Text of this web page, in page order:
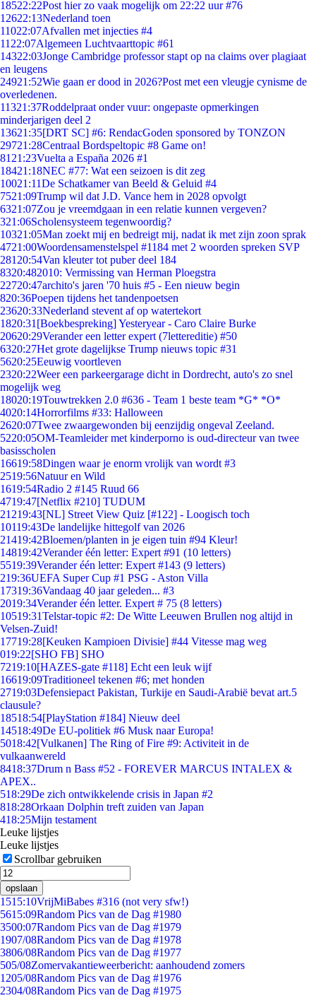
18522:22Post hier zo vaak mogelijk om 22:22 uur #76
12622:13Nederland toen
11022:07Afvallen met injecties #4
11 22:07Algemeen Luchtvaarttopic #61
14322:03Jonge Cambridge professor stapt op na claims over plagiaat
en leugens
24921:52Wie gaan er dood in 2026?Post met een vleugje cynisme de
overledenen.
11321:37Roddelpraat onder vuur: ongepaste opmerkingen
minderjarigen deel 2
13621:35[DRT SC] #6: RendacGoden sponsored by TONZON
29721:28Centraal Bordspeltopic #8 Game on!
81 21:23Vuelta a España 2026 #1
18421:18NEC #77: Wat een seizoen is dit zeg
10021:11De Schatkamer van Beeld & Geluid #4
7521:09Trump wil dat J.D. Vance hem in 2028 opvolgt
6321:07Zou je vreemdgaan in een relatie kunnen vergeven?
321:06Scholensysteem tegenwoordig?
10321:05Man zoekt mij en bedreigt mij, nadat ik met zijn zoon sprak
4721:00Woordensamenstelspel #1184 met 2 woorden spreken SVP
281 20:54Van kleuter tot puber deel 184
8320:482010: Vermissing van Herman Ploegstra
22720:47archito's jaren '70 huis #5 - Een nieuw begin
820:36Poepen tijdens het tandenpoetsen
23620:33Nederland stevent af op watertekort
1820:31 [Boekbespreking] Yesteryear - Caro Claire Burke
20620:29Verander een letter expert (7lettereditie) #50
6320:27Het grote dagelijkse Trump nieuws topic #31
5620:25Eeuwig voortleven
2320:22Weer een parkeergarage dicht in Dordrecht, auto's zo snel
mogelijk weg
18020:19Touwtrekken 2.0 #636 - Team 1 beste team *G* *O*
4020:14Horrorfilms #33: Halloween
2620:07Twee zwaargewonden bij eenzijdig ongeval Zeeland.
5220:05OM-Teamleider met kinderporno is oud-directeur van twee
basisscholen
16619:58Dingen waar je enorm vrolijk van wordt #3
2519:56Natuur en Wild
1619:54Radio 2 #145 Ruud 66
4719:47[Netflix #210] TUDUM
21219:43[NL] Street View Quiz [#122] - Loogisch toch
10119:43De landelijke hittegolf van 2026
21419:42Bloemen/planten in je eigen tuin #94 Kleur!
14819:42Verander één letter: Expert #91 (10 letters)
5519:39Verander één letter: Expert #143 (9 letters)
219:36UEFA Super Cup #1 PSG - Aston Villa
17319:36Vandaag 40 jaar geleden... #3
2019:34Verander één letter. Expert # 75 (8 letters)
10519:31Telstar-topic #2: De Witte Leeuwen Brullen nog altijd in
Velsen-Zuid!
17719:28[Keuken Kampioen Divisie] #44 Vitesse mag weg
019:22[SHO FB] SHO
7219:10[HAZES-gate #118] Echt een leuk wijf
16619:09Traditioneel tekenen #6; met honden
2719:03Defensiepact Pakistan, Turkije en Saudi-Arabië bevat art.5
clausule?
18518:54[PlayStation #184] Nieuw deel
14518:49De EU-politiek #6 Musk naar Europa!
5018:42[Vulkanen] The Ring of Fire #9: Activiteit in de
vulkaanwereld
8418:37Drum n Bass #52 - FOREVER MARCUS INTALEX &
APEX..
518:29De zich ontwikkelende crisis in Japan #2
818:28Orkaan Dolphin treft zuiden van Japan
418:25Mijn testament
Leuke lijstjes
Leuke lijstjes
Scrollbar gebruiken
opslaan
1515:10VrijMiBabes #316 (not very sfw!)
5615:09Random Pics van de Dag #1980
3500:07Random Pics van de Dag #1979
1907/08Random Pics van de Dag #1978
3806/08Random Pics van de Dag #1977
505/08Zomervakantieweerbericht: aanhoudend zomers
1205/08Random Pics van de Dag #1976
2304/08Random Pics van de Dag #1975